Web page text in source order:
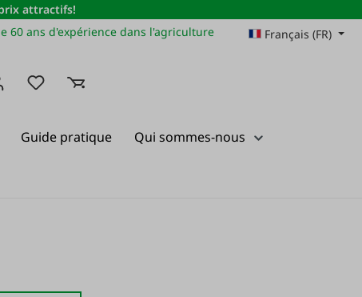
attractifs!
60 ans d'expérience dans l'agriculture Français (FR)
Vous avez 0 articles dans votre liste de souhaits
Guide pratique Qui sommes-nous